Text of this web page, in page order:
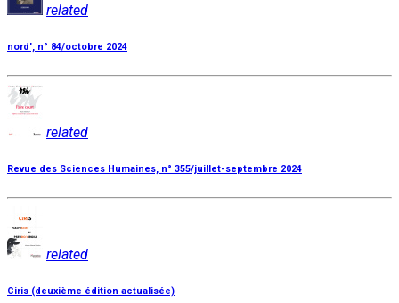
related
nord', n° 84/octobre 2024
related
Revue des Sciences Humaines, n° 355/juillet-septembre 2024
related
Ciris (deuxième édition actualisée)